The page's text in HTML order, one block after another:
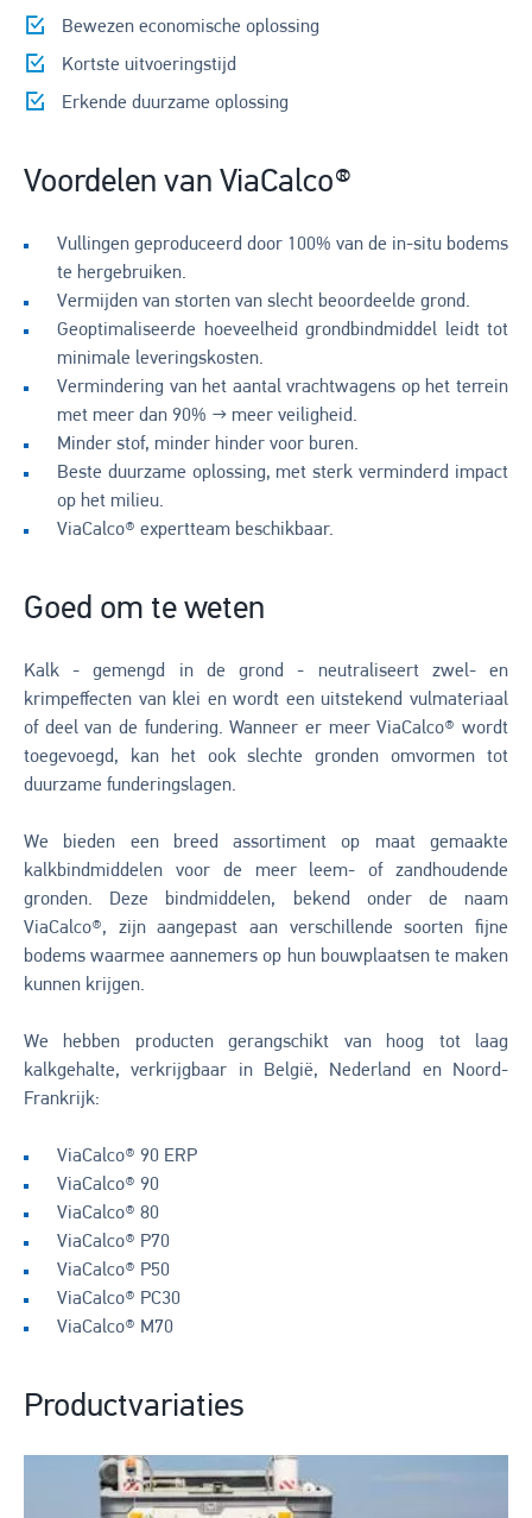
Bewezen economische oplossing
Kortste uitvoeringstijd
Erkende duurzame oplossing
Voordelen van ViaCalco®
Vullingen geproduceerd door 100% van de in-situ bodems
te hergebruiken.
Vermijden van storten van slecht beoordeelde grond.
Geoptimaliseerde hoeveelheid grondbindmiddel leidt tot
minimale leveringskosten.
Vermindering van het aantal vrachtwagens op het terrein
met meer dan 90% → meer veiligheid.
Minder stof, minder hinder voor buren.
Beste duurzame oplossing, met sterk verminderd impact
op het milieu.
ViaCalco® expertteam beschikbaar.
Goed om te weten
Kalk - gemengd in de grond - neutraliseert zwel- en
krimpeffecten van klei en wordt een uitstekend vulmateriaal
of deel van de fundering. Wanneer er meer ViaCalco® wordt
toegevoegd, kan het ook slechte gronden omvormen tot
duurzame funderingslagen.
We bieden een breed assortiment op maat gemaakte
kalkbindmiddelen voor de meer leem- of zandhoudende
gronden. Deze bindmiddelen, bekend onder de naam
ViaCalco®, zijn aangepast aan verschillende soorten fijne
bodems waarmee aannemers op hun bouwplaatsen te maken
kunnen krijgen.
We hebben producten gerangschikt van hoog tot laag
kalkgehalte, verkrijgbaar in België, Nederland en Noord-
Frankrijk:
ViaCalco® 90 ERP
ViaCalco® 90
ViaCalco® 80
ViaCalco® P70
ViaCalco® P50
ViaCalco® PC30
ViaCalco® M70
Productvariaties